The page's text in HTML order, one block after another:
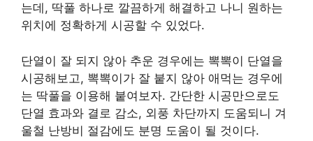
는데, 딱풀 하나로 깔끔하게 해결하고 나니 원하는
위치에 정확하게 시공할 수 있었다.
단열이 잘 되지 않아 추운 경우에는 뽁뽁이 단열을
시공해보고, 뽁뽁이가 잘 붙지 않아 애먹는 경우에
는 딱풀을 이용해 붙여보자. 간단한 시공만으로도
단열 효과와 결로 감소, 외풍 차단까지 도움되니 겨
울철 난방비 절감에도 분명 도움이 될 것이다.